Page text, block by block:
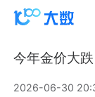
今年金价大
2026-06-30